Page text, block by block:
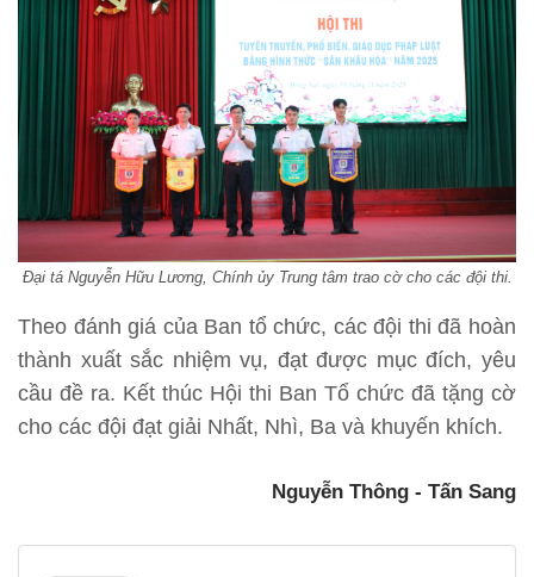
Đại tá Nguyễn Hữu Lương, Chính ủy Trung tâm trao cờ cho các đội thi.
Theo đánh giá của Ban tổ chức, các đội thi đã hoàn
thành xuất sắc nhiệm vụ, đạt được mục đích, yêu
cầu đề ra. Kết thúc Hội thi Ban Tổ chức đã tặng cờ
cho các đội đạt giải Nhất, Nhì, Ba và khuyến khích.
Nguyễn Thông - Tấn Sang